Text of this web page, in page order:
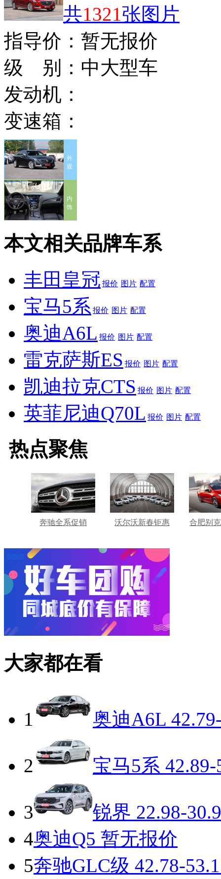
共1321张图片
指导价： 暂无报价
级 别： 中大型车
发动机：
变速箱：
外
观
内
饰
本文相关品牌车系
丰田皇冠 报价 图片 配置
宝马5系 报价 图片 配置
奥迪A6L 报价 图片 配置
雷克萨斯ES 报价 图片 配置
凯迪拉克CTS 报价 图片 配置
英菲尼迪Q70L 报价 图片 配置
热点聚焦
奔驰全系促销 沃尔沃新春钜惠 合肥别
大家都在看
1 奥迪A6L
2 宝马5系
3 锐界 22.98-
4奥迪Q5 暂无报价
5奔驰GLC级 42.78-